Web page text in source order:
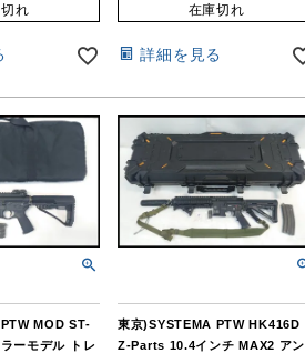
れ 在庫切れ
詳細を見る
MOD ST-
ーモデル トレ
東京)SYSTEMA PTW HK416D
Z-Parts 10.4インチ MAX2 アン